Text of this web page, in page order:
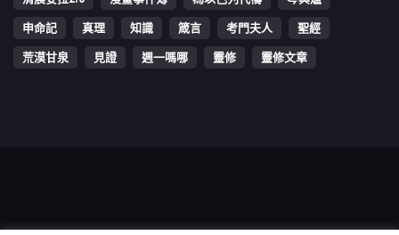
申命記
真理 知識 箴言 考門夫人
聖經
荒漠甘泉
見證 週一嗎哪 靈修 靈修文章